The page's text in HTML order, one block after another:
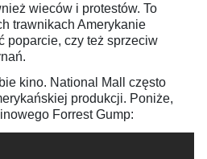
wieców i protestów. To
trawnikach Amerykanie
poparcie, czy też sprzeciw
kino. National Mall często
produkcji. Poniże,
Forrest Gump: